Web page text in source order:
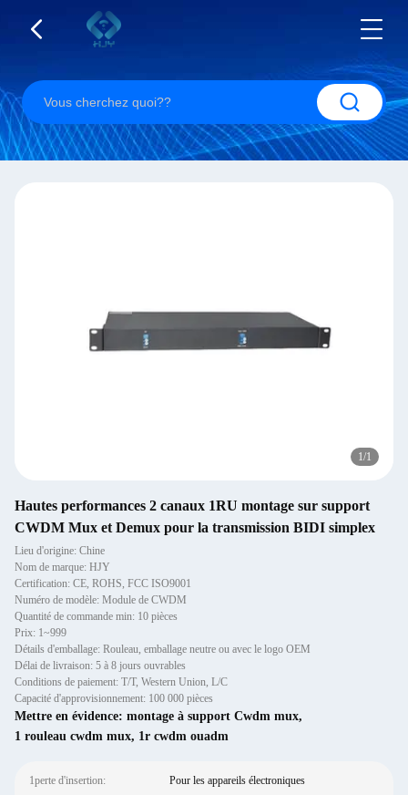
1/1
Hautes performances 2 canaux 1RU montage sur support
CWDM Mux et Demux pour la transmission BIDI simplex
Lieu d'origine: Chine
Nom de marque: HJY
Certification: CE, ROHS, FCC ISO9001
Numéro de modèle: Module de CWDM
Quantité de commande min: 10 pièces
Prix: 1~999
Détails d'emballage: Rouleau, emballage neutre ou avec le logo OEM
Délai de livraison: 5 à 8 jours ouvrables
Conditions de paiement: T/T, Western Union, L/C
Capacité d'approvisionnement: 100 000 pièces
Mettre en évidence: montage à support Cwdm mux,
1 rouleau cwdm mux, 1r cwdm ouadm
1perte d'insertion: Pour les appareils électroniques